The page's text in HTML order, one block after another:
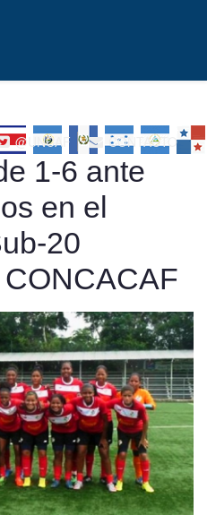
@UNCAF CONTACTO
1-6 ante
en el
20